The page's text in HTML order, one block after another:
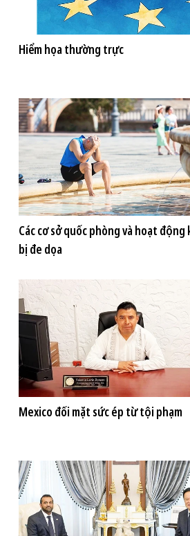
Hiểm họa thường trực
Các cơ sở quốc phòng và hoạt
bị đe dọa
Mexico đối mặt sức ép từ tội phạm